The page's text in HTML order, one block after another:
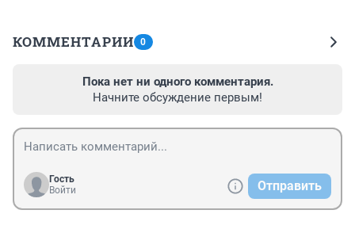
КОММЕНТАРИИ 0
Пока нет ни одного комментария.
Начните обсуждение первым!
Гость
Войти
Отправить